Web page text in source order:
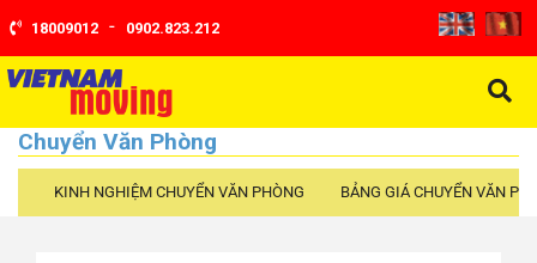
18009012 - 0902.823.212
Chuyển Văn Phòng
KINH NGHIỆM CHUYỂN VĂN PHÒNG BẢNG GIÁ CHUYỂN VĂN